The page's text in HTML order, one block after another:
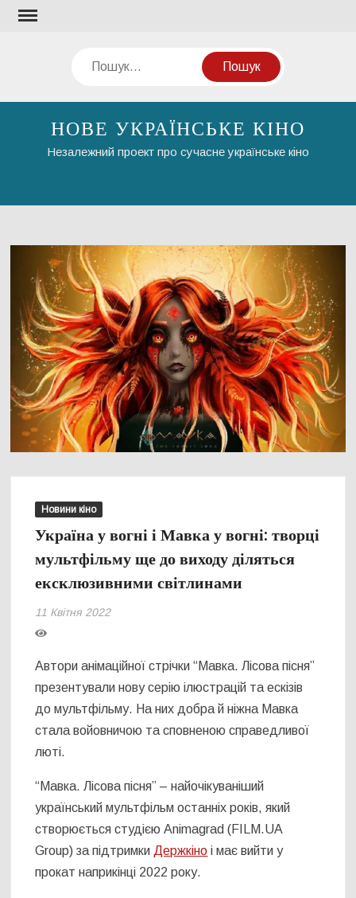
Перейти
Пошук
НОВЕ УКРАЇНСЬКЕ КІНО
Незалежний проект про сучасне українське кіно
Новини кіно
Україна у вогні і Мавка у вогні: творці
мультфільму ще до виходу діляться
ексклюзивними світлинами
11 Квітня 2022
Автори анімаційної стрічки “Мавка. Лісова пісня”
презентували нову серію ілюстрацій та ескізів
до мультфільму. На них добра й ніжна Мавка
стала войовничою та сповненою справедливої
люті.
“Мавка. Лісова пісня” – найочікуваніший
український мультфільм останніх років, який
створюється студією Animagrad (FILM.UA
Group) за підтримки Держкіно і має вийти у
прокат наприкінці 2022 року.